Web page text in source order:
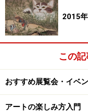
わあ、展示室全体に
が差し込んでキラ
スの反射、見えない
もかもに対して反応
2015
この
おすすめ展覧会・イベ
アートの楽しみ方入門